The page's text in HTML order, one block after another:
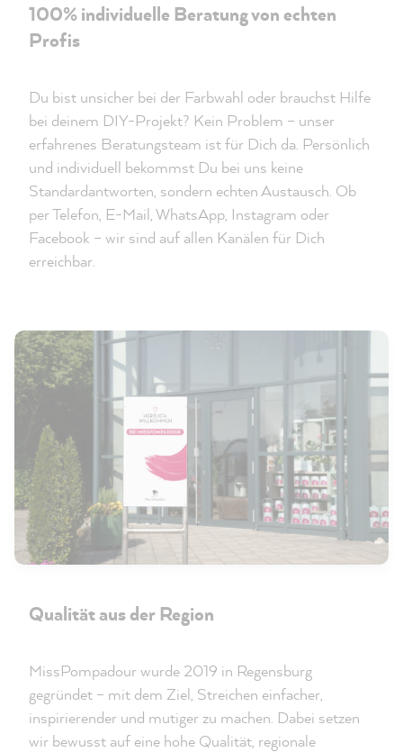
100% individuelle Beratung von echten
Profis
Du bist unsicher bei der Farbwahl oder brauchst Hilfe
bei deinem DIY-Projekt? Kein Problem – unser
erfahrenes Beratungsteam ist für Dich da. Persönlich
und individuell bekommst Du bei uns keine
Standardantworten, sondern echten Austausch. Ob
per Telefon, E-Mail, WhatsApp, Instagram oder
Facebook – wir sind auf allen Kanälen für Dich
erreichbar.
Qualität aus der Region
MissPompadour wurde 2019 in Regensburg
gegründet – mit dem Ziel, Streichen einfacher,
inspirierender und mutiger zu machen. Dabei setzen
wir bewusst auf eine hohe Qualität, regionale